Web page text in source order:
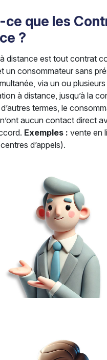
ce que les
?
distance est tout contrat
un consommateur sans
via un ou
à distance, jusqu’à la
termes, le
n’ont aucun contact direct
Exemples : vente en
d’appels).